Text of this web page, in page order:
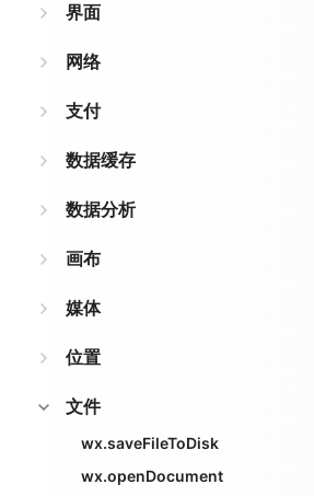
界面
网络
支付
数据缓存
数据分析
画布
媒体
位置
文件
wx.saveFileToDisk
wx.openDocument